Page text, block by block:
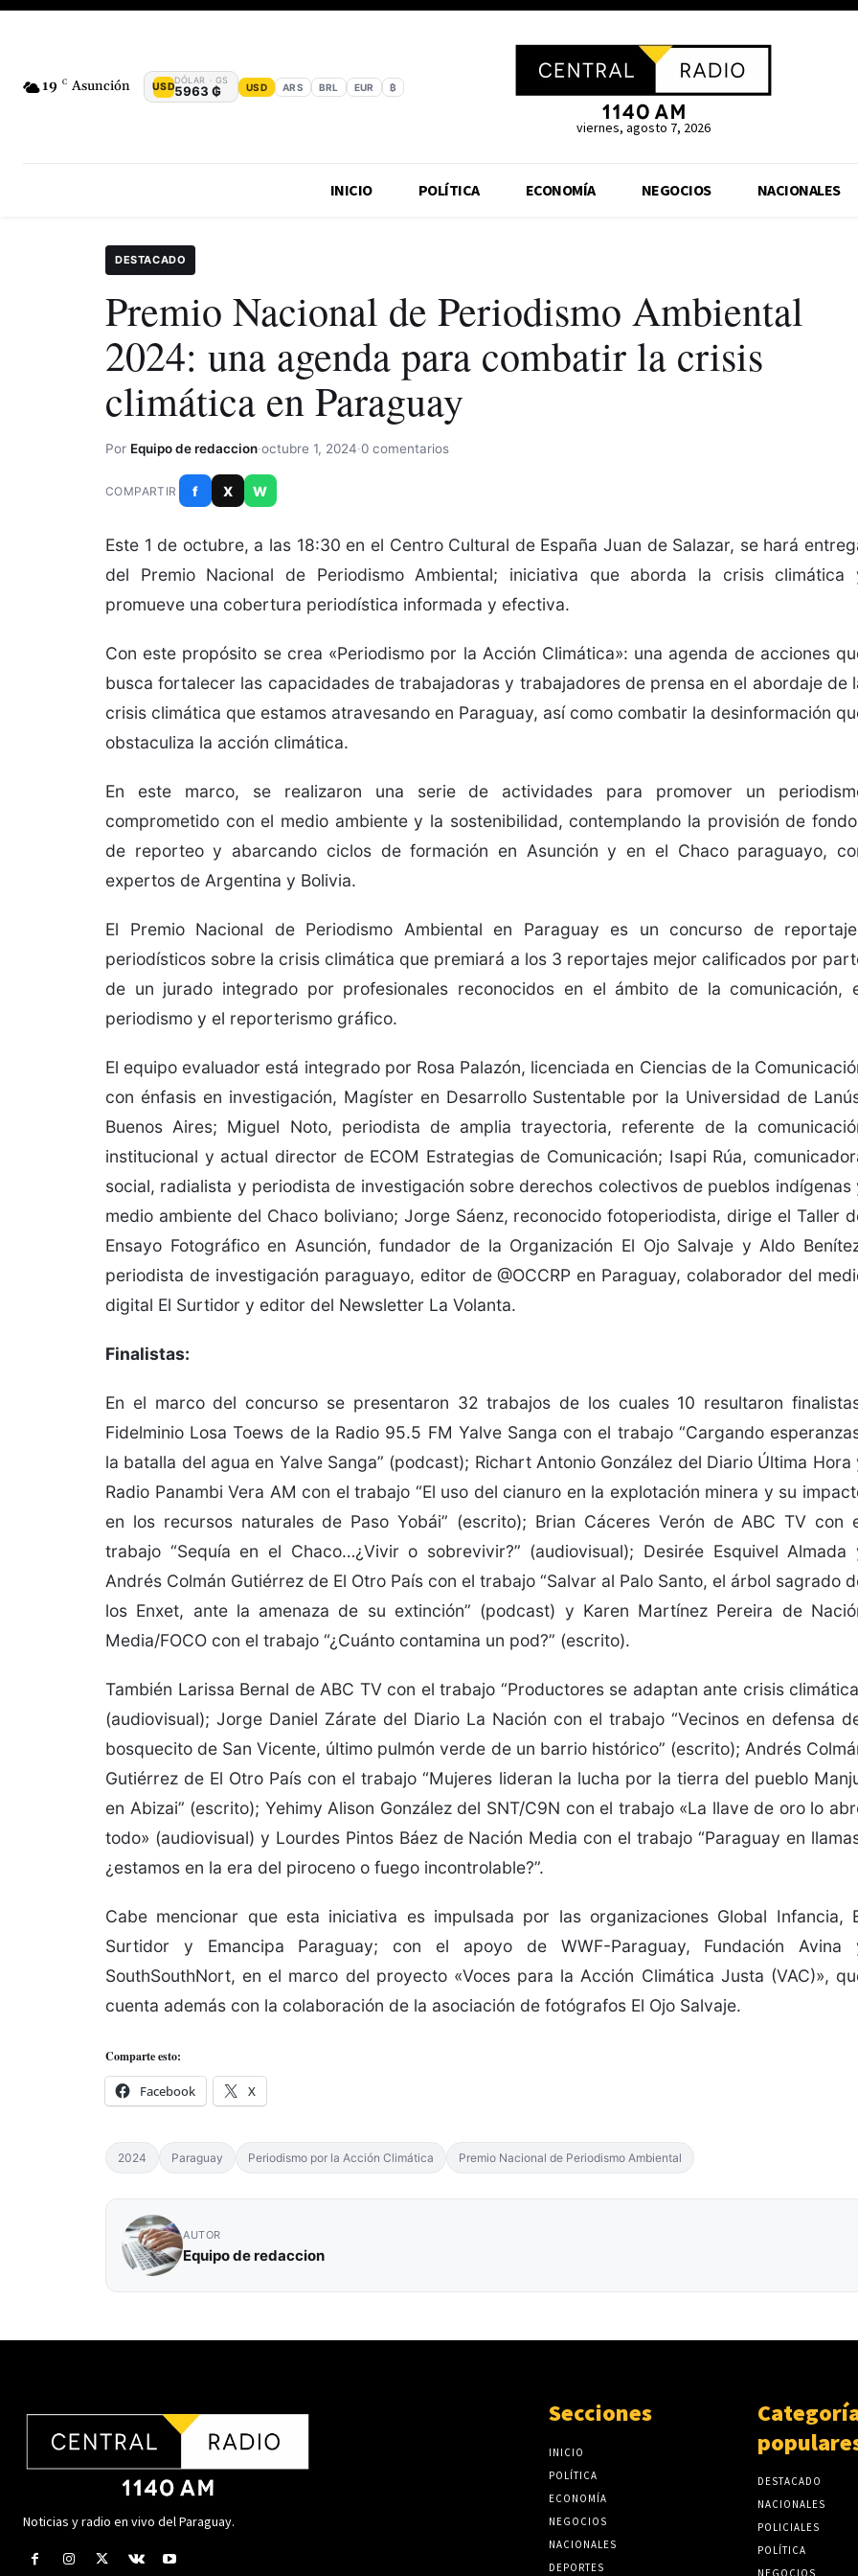
19 C Asunción USD
DÓLAR · GS
5963 ₲ USD ARS BRL EUR ₿
viernes, agosto 7, 2026
INICIO POLÍTICA ECONOMÍA NEGOCIOS NACIONALES
DESTACADO
Premio Nacional de Periodismo Ambiental
2024: una agenda para combatir la crisis
climática en Paraguay
Por Equipo de redaccion·octubre 1, 2024·0 comentarios
COMPARTIR f X W
Este 1 de octubre, a las 18:30 en el Centro Cultural de España Juan de Salazar, se hará
del Premio Nacional de Periodismo Ambiental; iniciativa que aborda la crisis climática
promueve una cobertura periodística informada y efectiva.
Con este propósito se crea «Periodismo por la Acción Climática»: una agenda de acciones
busca fortalecer las capacidades de trabajadoras y trabajadores de prensa en el abordaje de
crisis climática que estamos atravesando en Paraguay, así como combatir la desinformación
obstaculiza la acción climática.
En este marco, se realizaron una serie de actividades para promover un
comprometido con el medio ambiente y la sostenibilidad, contemplando la provisión de
de reporteo y abarcando ciclos de formación en Asunción y en el Chaco paraguayo,
expertos de Argentina y Bolivia.
El Premio Nacional de Periodismo Ambiental en Paraguay es un concurso de
periodísticos sobre la crisis climática que premiará a los 3 reportajes mejor calificados por
de un jurado integrado por profesionales reconocidos en el ámbito de la comunicación,
periodismo y el reporterismo gráfico.
El equipo evaluador está integrado por Rosa Palazón, licenciada en Ciencias de la
con énfasis en investigación, Magíster en Desarrollo Sustentable por la Universidad de
Buenos Aires; Miguel Noto, periodista de amplia trayectoria, referente de la
institucional y actual director de ECOM Estrategias de Comunicación; Isapi Rúa,
social, radialista y periodista de investigación sobre derechos colectivos de pueblos indígenas
medio ambiente del Chaco boliviano; Jorge Sáenz, reconocido fotoperiodista, dirige el Taller
Ensayo Fotográfico en Asunción, fundador de la Organización El Ojo Salvaje y Aldo
periodista de investigación paraguayo, editor de @OCCRP en Paraguay, colaborador del
digital El Surtidor y editor del Newsletter La Volanta.
Finalistas:
En el marco del concurso se presentaron 32 trabajos de los cuales 10 resultaron
Fidelminio Losa Toews de la Radio 95.5 FM Yalve Sanga con el trabajo “Cargando
la batalla del agua en Yalve Sanga” (podcast); Richart Antonio González del Diario Última Hora
Radio Panambi Vera AM con el trabajo “El uso del cianuro en la explotación minera y su
en los recursos naturales de Paso Yobái” (escrito); Brian Cáceres Verón de ABC TV con
trabajo “Sequía en el Chaco…¿Vivir o sobrevivir?” (audiovisual); Desirée Esquivel Almada
Andrés Colmán Gutiérrez de El Otro País con el trabajo “Salvar al Palo Santo, el árbol sagrado
los Enxet, ante la amenaza de su extinción” (podcast) y Karen Martínez Pereira de
Media/FOCO con el trabajo “¿Cuánto contamina un pod?” (escrito).
También Larissa Bernal de ABC TV con el trabajo “Productores se adaptan ante crisis
(audiovisual); Jorge Daniel Zárate del Diario La Nación con el trabajo “Vecinos en defensa
bosquecito de San Vicente, último pulmón verde de un barrio histórico” (escrito); Andrés
Gutiérrez de El Otro País con el trabajo “Mujeres lideran la lucha por la tierra del pueblo
en Abizai” (escrito); Yehimy Alison González del SNT/C9N con el trabajo «La llave de oro lo
todo» (audiovisual) y Lourdes Pintos Báez de Nación Media con el trabajo “Paraguay en
¿estamos en la era del piroceno o fuego incontrolable?”.
Cabe mencionar que esta iniciativa es impulsada por las organizaciones Global Infancia,
Surtidor y Emancipa Paraguay; con el apoyo de WWF-Paraguay, Fundación Avina
SouthSouthNort, en el marco del proyecto «Voces para la Acción Climática Justa (VAC)»,
cuenta además con la colaboración de la asociación de fotógrafos El Ojo Salvaje.
Comparte esto:
Facebook X
2024 Paraguay Periodismo por la Acción Climática Premio Nacional de Periodismo Ambiental
AUTOR
Equipo de redaccion
Noticias y radio en vivo del Paraguay.
Secciones
INICIO
POLÍTICA
ECONOMÍA
NEGOCIOS
NACIONALES
DEPORTES
DESTACADO
NACIONALES
POLICIALES
POLÍTICA
NEGOCIOS